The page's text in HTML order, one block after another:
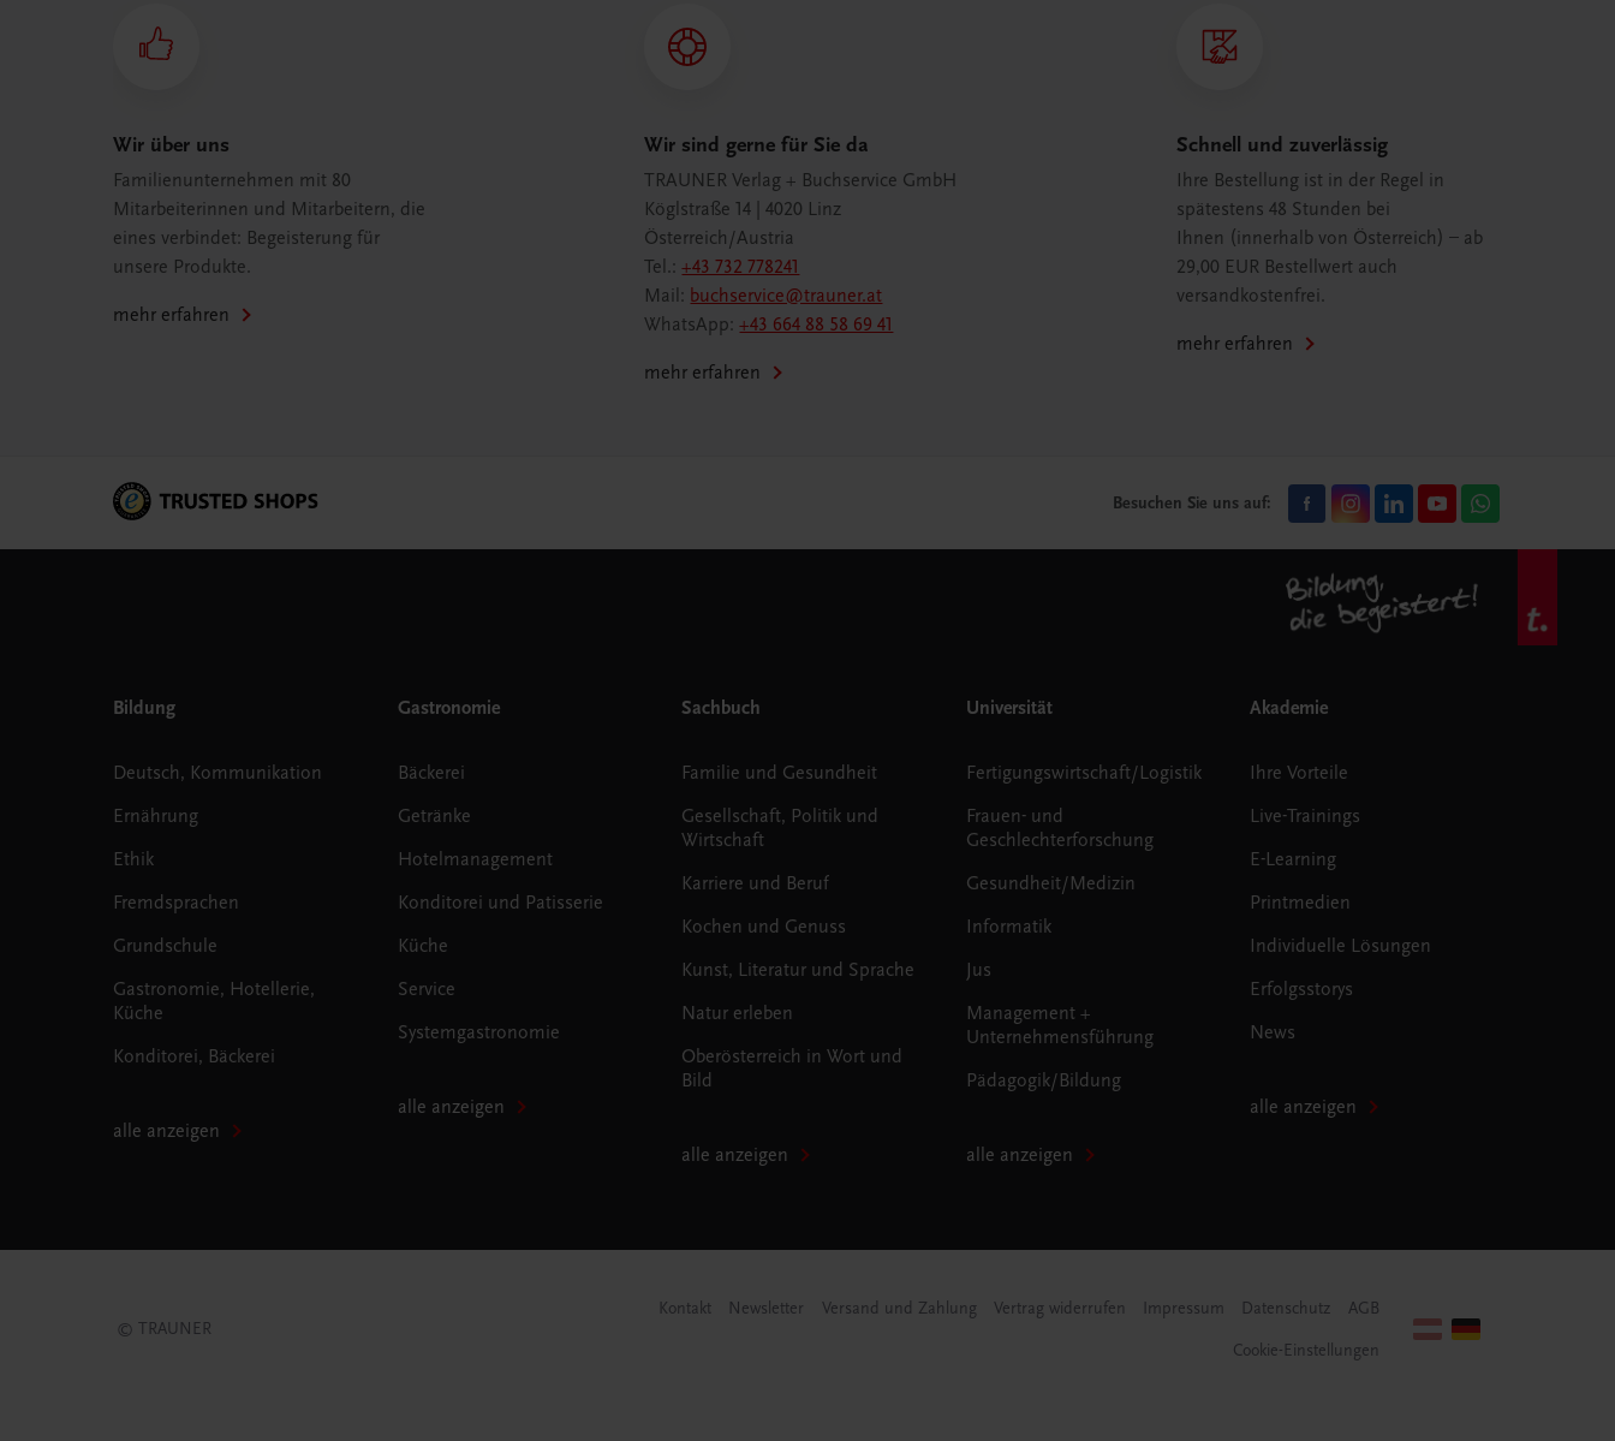
Wir über uns
Familienunternehmen mit 80
Mitarbeiterinnen und Mitarbeitern, die
eines verbindet: Begeisterung für
unsere Produkte.
mehr erfahren
Wir sind gerne für Sie da
TRAUNER Verlag + Buchservice GmbH
Köglstraße 14 | 4020 Linz
Österreich/Austria
Tel.:+43 732 778241
Mail: buchservice@trauner.at
WhatsApp:+43 664 88 58 69 41
mehr erfahren
Schnell und zuverlässig
Ihre Bestellung ist in der Regel in
spätestens 48 Stunden bei
Ihnen (innerhalb von Österreich) – ab
29,00 EUR Bestellwert auch
versandkostenfrei.
mehr erfahren
Besuchen Sie uns auf:
Bildung
Deutsch, Kommunikation
Ernährung
Ethik
Fremdsprachen
Grundschule
Gastronomie, Hotellerie,
Küche
Konditorei, Bäckerei
alle anzeigen
Gastronomie
Bäckerei
Getränke
Hotelmanagement
Konditorei und Patisserie
Küche
Service
Systemgastronomie
alle anzeigen
Sachbuch
Familie und Gesundheit
Gesellschaft, Politik und
Wirtschaft
Karriere und Beruf
Kochen und Genuss
Kunst, Literatur und Sprache
Natur erleben
Oberösterreich in Wort und
Bild
alle anzeigen
Universität
Fertigungswirtschaft/Logistik
Frauen- und
Geschlechterforschung
Gesundheit/Medizin
Informatik
Jus
Management +
Unternehmensführung
Pädagogik/Bildung
alle anzeigen
Akademie
Ihre Vorteile
Live-Trainings
E-Learning
Printmedien
Individuelle Lösungen
Erfolgsstorys
News
alle anzeigen
© TRAUNER
Kontakt Newsletter Versand und Zahlung Vertrag widerrufen Impressum Datenschutz AGB
Cookie-Einstellungen